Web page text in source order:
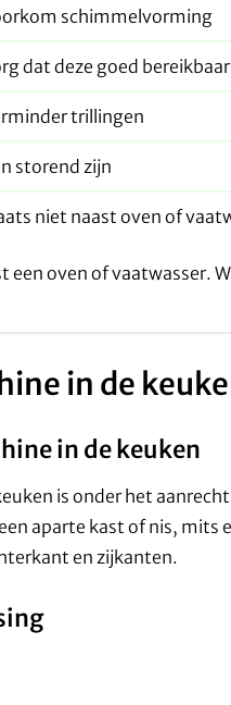
schimmelvorming
dat deze goed bereikbaar
trillingen
storend zijn
niet naast oven of
oven of vaatwasser.
in de
in de keuken
is onder het
aparte kast of nis,
en zijkanten.